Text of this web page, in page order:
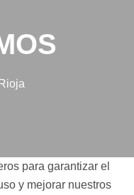
para garantizar el
y mejorar nuestros